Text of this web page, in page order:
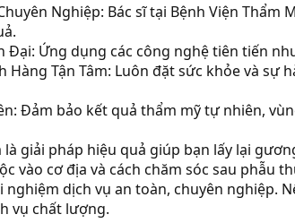
Nghiệp: Bác sĩ tại Bệnh Viện
Đại: Ứng dụng các công nghệ tiên tiến
Hàng Tận Tâm: Luôn đặt sức khỏe và
Đảm bảo kết quả thẩm mỹ tự nhiên,
là giải pháp hiệu quả giúp bạn lấy lại
vào cơ địa và cách chăm sóc sau phẫu
dịch vụ an toàn, chuyên nghiệp.
vụ chất lượng.